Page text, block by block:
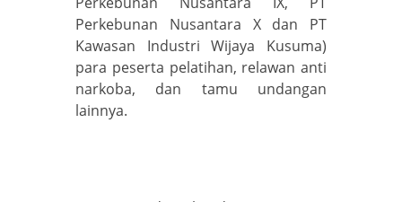
Perkebunan Nusantara X dan PT
Kawasan Industri Wijaya Kusuma)
para peserta pelatihan, relawan anti
narkoba, dan tamu undangan
lainnya.